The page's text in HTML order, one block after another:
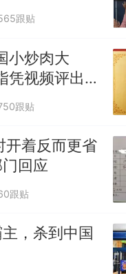
跟贴
小炒肉大
凭视频评出
跟贴
开着反而更省
回应
跟贴
，杀到中国